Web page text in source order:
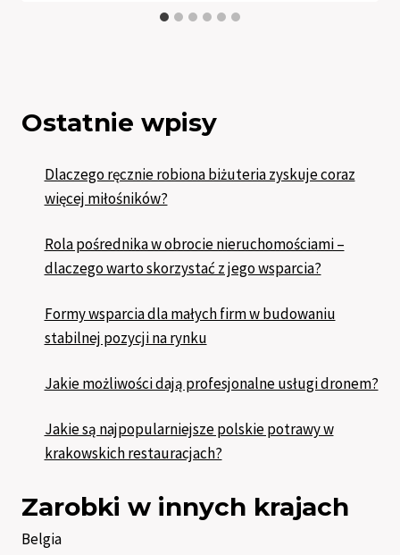
Ostatnie wpisy
Dlaczego ręcznie robiona biżuteria zyskuje coraz
więcej miłośników?
Rola pośrednika w obrocie nieruchomościami –
dlaczego warto skorzystać z jego wsparcia?
Formy wsparcia dla małych firm w budowaniu
stabilnej pozycji na rynku
Jakie możliwości dają profesjonalne usługi dronem?
Jakie są najpopularniejsze polskie potrawy w
krakowskich restauracjach?
Zarobki w innych krajach
Belgia